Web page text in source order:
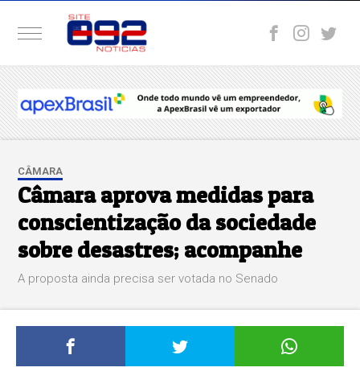
CÂMARA
Câmara aprova medidas para
conscientização da sociedade
sobre desastres; acompanhe
A proposta ainda precisa ser votada no Senado